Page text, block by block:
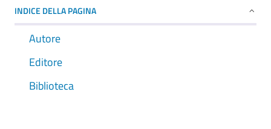
INDICE DELLA PAGINA
Autore
Editore
Biblioteca